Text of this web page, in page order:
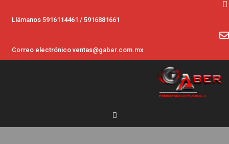
Llámanos 5916114461 / 5916881661
Correo electrónico ventas@gaber.com.mx